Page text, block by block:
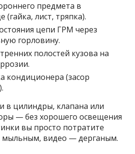
предмета в
(гайка, лист, тряпка).
цепи ГРМ через
горловину.
полостей кузова на
кондиционера (засор
в цилиндры, клапана или
— без хорошего освещения
вы просто потратите
мыльным, видео — дерганым.